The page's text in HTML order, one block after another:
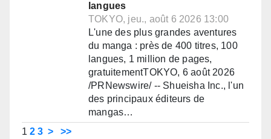
langues
TOKYO, jeu., août 6 2026 13:00
L'une des plus grandes aventures
du manga : près de 400 titres, 100
langues, 1 million de pages,
gratuitementTOKYO, 6 août 2026
/PRNewswire/ -- Shueisha Inc., l'un
des principaux éditeurs de
mangas…
1 2 3 > >>